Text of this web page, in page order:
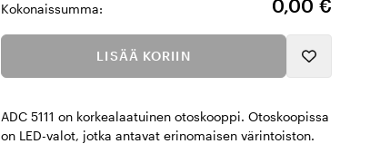
Kokonaissumma: 0,00 €
LISÄÄ KORIIN
ADC 5111 on korkealaatuinen otoskooppi. Otoskoopissa
on LED-valot, jotka antavat erinomaisen värintoiston.